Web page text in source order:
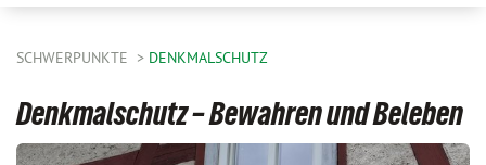
SCHWERPUNKTE DENKMALSCHUTZ
Denkmalschutz – Bewahren und Beleben